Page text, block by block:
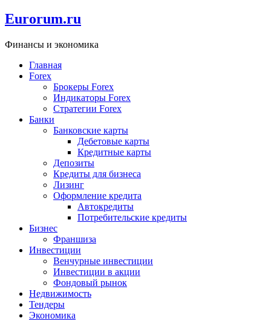
Eurorum.ru
Финансы и экономика
Главная
Forex
Брокеры Forex
Индикаторы Forex
Стратегии Forex
Банки
Банковские карты
Дебетовые карты
Кредитные карты
Депозиты
Кредиты для бизнеса
Лизинг
Оформление кредита
Автокредиты
Потребительские кредиты
Бизнес
Франшиза
Инвестиции
Венчурные инвестиции
Инвестиции в акции
Фондовый рынок
Недвижимость
Тендеры
Экономика